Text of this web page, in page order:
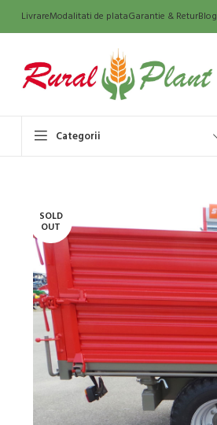
LivrareModalitati de plataGarantie & ReturBlog
Categorii
SOLD
OUT